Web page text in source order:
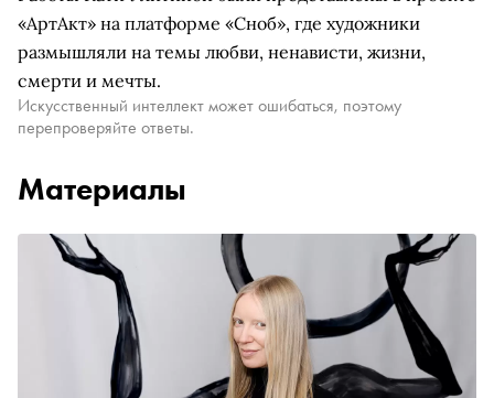
«АртАкт» на платформе «Сноб», где художники
размышляли на темы любви, ненависти, жизни,
смерти и мечты.
Искусственный интеллект может ошибаться, поэтому
перепроверяйте ответы.
Материалы